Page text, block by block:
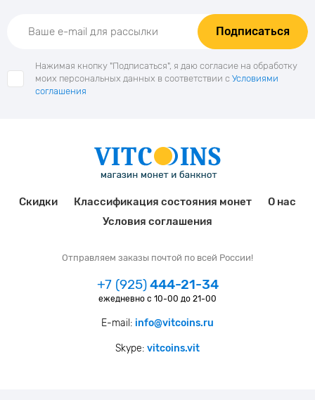
Подписаться
Нажимая кнопку "Подписаться", я даю согласие на обработку
моих персональных данных в соответствии с Условиями
соглашения
Скидки Классификация состояния монет
О нас
Условия соглашения
Отправляем заказы почтой по всей России!
+7 (925)444-21-34
ежедневно с 10-00 до 21-00
E-mail: info@vitcoins.ru
Skype: vitcoins.vit